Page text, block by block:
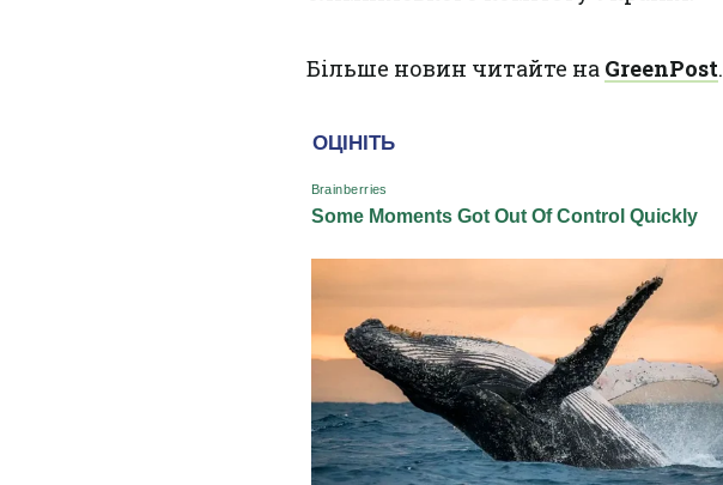
Більше новин читайте на GreenPost.